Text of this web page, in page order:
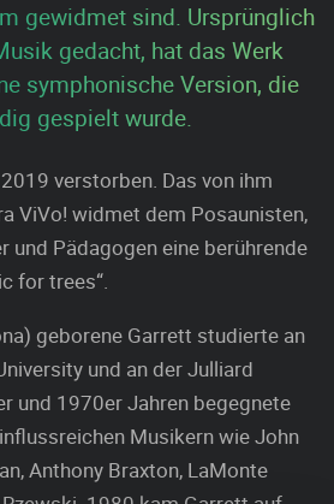
gewidmet sind. Ursprünglich
gedacht, hat das Werk
symphonische Version, die
gespielt wurde.
verstorben. Das von ihm
ViVo! widmet dem Posaunisten,
und Pädagogen eine berührende
for trees“.
geborene Garrett studierte an
und an der Julliard
und 1970er Jahren begegnete
Musikern wie John
Anthony Braxton, LaMonte